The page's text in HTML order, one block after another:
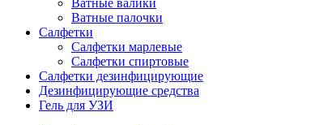
Ватные валики
Ватные палочки
Салфетки
Салфетки марлевые
Салфетки спиртовые
Салфетки дезинфицирующие
Дезинфицирующие средства
Гель для УЗИ